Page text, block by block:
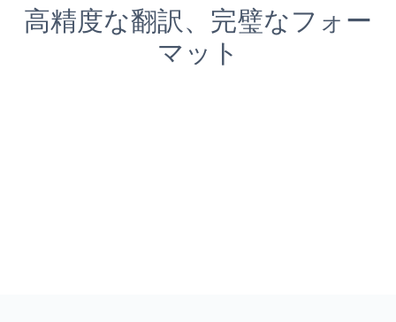
高精度な翻訳、完璧なフォー
マット